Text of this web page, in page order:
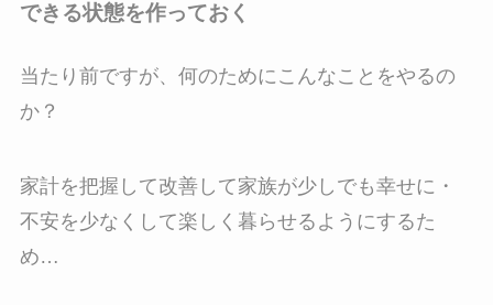
できる状態を作っておく
当たり前ですが、何のためにこんなことをやるの
か？
家計を把握して改善して家族が少しでも幸せに・
不安を少なくして楽しく暮らせるようにするた
め…